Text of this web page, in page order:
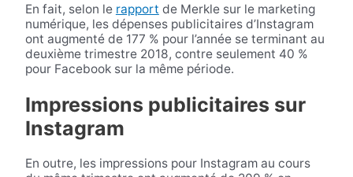
En fait, selon le rapport de Merkle sur le marketing
numérique, les dépenses publicitaires d’Instagram
ont augmenté de 177 % pour l’année se terminant au
deuxième trimestre 2018, contre seulement 40 %
pour Facebook sur la même période.
Impressions publicitaires sur
Instagram
En outre, les impressions pour Instagram au cours